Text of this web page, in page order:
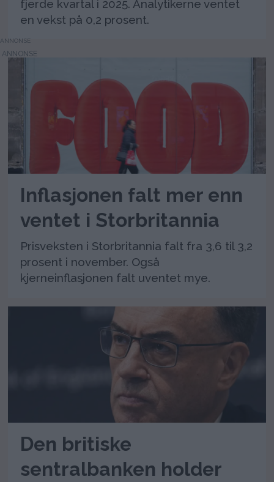
fjerde kvartal i 2025. Analytikerne ventet
en vekst på 0,2 prosent.
ANNONSE
Inflasjonen falt mer enn
ventet i Storbritannia
Prisveksten i Storbritannia falt fra 3,6 til 3,2
prosent i november. Også
kjerneinflasjonen falt uventet mye.
Den britiske
sentralbanken holder